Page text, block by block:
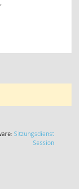
Sitzungsdienst
Session(Wird in